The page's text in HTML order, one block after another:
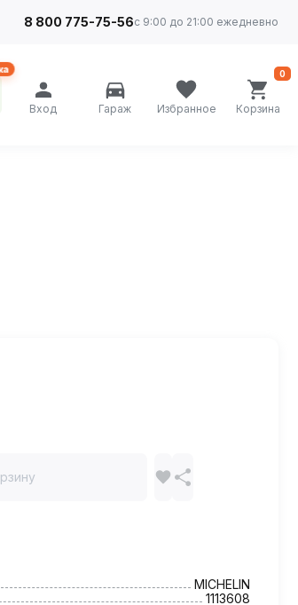
8 800 775-75-56с 9:00 до 21:00 ежедневно
Вход Гараж Избранное Корзина
0
MICHELIN
1113608